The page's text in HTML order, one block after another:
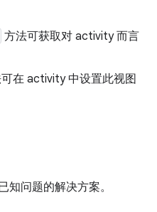
方法可获取对 activity 而言
在 activity 中设置此视图
知问题的解决方案。